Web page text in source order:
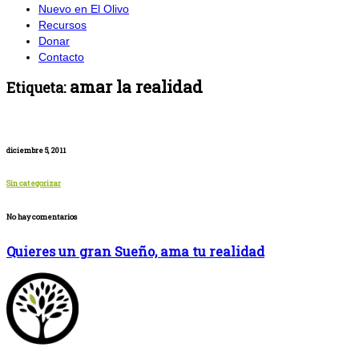
Nuevo en El Olivo
Recursos
Donar
Contacto
Etiqueta:amar la realidad
diciembre 5, 2011
Sin categorizar
No hay comentarios
Quieres un gran Sueño, ama tu realidad